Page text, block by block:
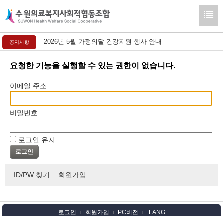
공지사항 2026년 5월 가정의달 건강지원 행사 안내
요청한 기능을 실행할 수 있는 권한이 없습니다.
이메일 주소
비밀번호
로그인 유지
ID/PW 찾기 회원가입
로그인 l 회원가입 l PC버전 l LANG